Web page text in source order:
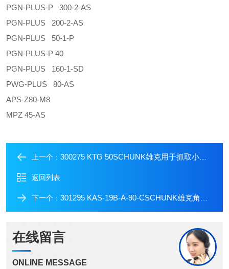
PGN-PLUS-P 300-2-AS
PGN-PLUS 200-2-AS
PGN-PLUS 50-1-P
PGN-PLUS-P 40
PGN-PLUS 160-1-SD
PWG-PLUS 80-AS
APS-Z80-M8
MPZ 45-AS
上一个： 300275 KTG 50SCHUNK雄克用于抓取小元件的机械手
返回列表
下一个： 301295 KAS-19B-A-90-CSCHUNK雄克角式电缆连接器
在线留言
ONLINE MESSAGE